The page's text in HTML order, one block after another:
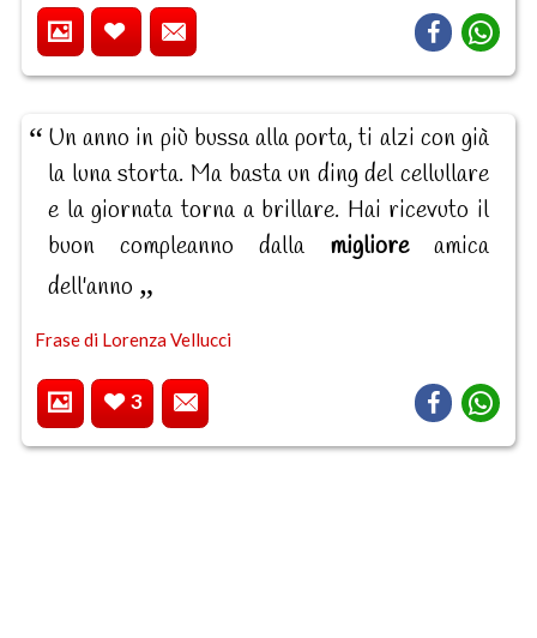
Un anno in più bussa alla porta, ti alzi con già
la luna storta. Ma basta un ding del cellullare
e la giornata torna a brillare. Hai ricevuto il
buon compleanno dalla miglioreamica
dell'anno
Frase di Lorenza Vellucci
3